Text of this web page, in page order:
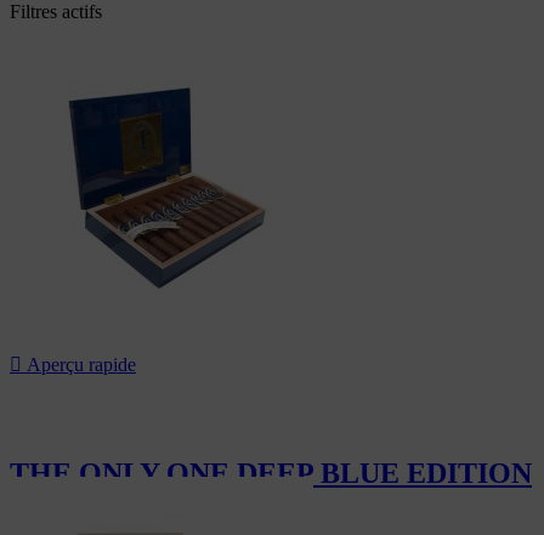
Filtres actifs
 Aperçu rapide
THE ONLY ONE DEEP BLUE EDITION